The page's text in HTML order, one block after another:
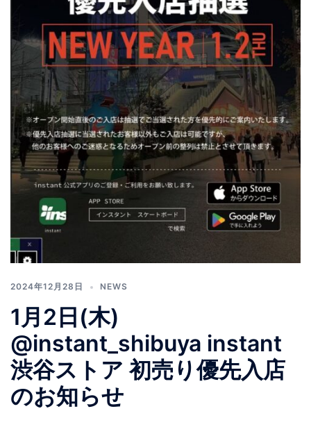
2024年12月28日 NEWS
1月2日(木)
@instant_shibuya instant
渋谷ストア 初売り優先入店
のお知らせ